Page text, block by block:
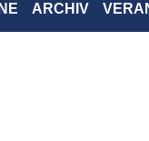
ARCHIV